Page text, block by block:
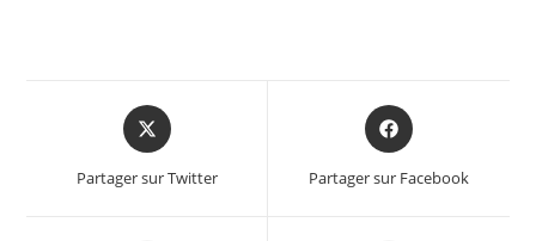
Partager sur Twitter Partager sur Facebook